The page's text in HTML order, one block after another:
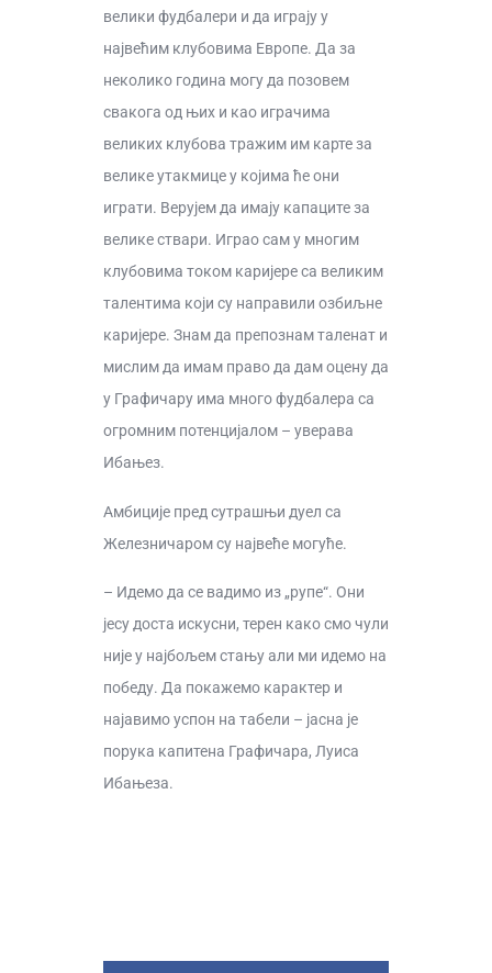
велики фудбалери и да играју у
највећим клубовима Европе. Да за
неколико година могу да позовем
свакога од њих и као играчима
великих клубова тражим им карте за
велике утакмице у којима ће они
играти. Верујем да имају капаците за
велике ствари. Играо сам у многим
клубовима током каријере са великим
талентима који су направили озбиљне
каријере. Знам да препознам таленат и
мислим да имам право да дам оцену да
у Графичару има много фудбалера са
огромним потенцијалом – уверава
Ибањез.
Амбиције пред сутрашњи дуел са
Железничаром су највеће могуће.
– Идемо да се вадимо из „рупе“. Они
јесу доста искусни, терен како смо чули
није у најбољем стању али ми идемо на
победу. Да покажемо карактер и
најавимо успон на табели – јасна је
порука капитена Графичара, Луиса
Ибањеза.